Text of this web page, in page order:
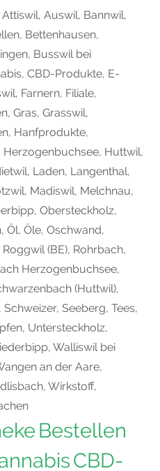
Attiswil, Auswil, Bannwil,
, Bettenhausen,
, Busswil bei
, CBD-Produkte, E-
, Farnern, Filiale,
, Gras, Grasswil,
, Hanfprodukte,
Herzogenbuchsee, Huttwil,
, Laden, Langenthal,
, Madiswil, Melchnau,
, Obersteckholz,
, Öl, Öle, Oschwand,
Roggwil (BE), Rohrbach,
Herzogenbuchsee,
(Huttwil),
, Schweizer, Seeberg, Tees,
, Untersteckholz,
, Walliswil bei
an der Aare,
, Wirkstoff,
Bestellen
CBD-